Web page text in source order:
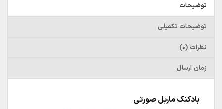
توضیحات
توضیحات تکمیلی
نظرات (0)
زمان ارسال
بادکنک ماربل صورتی